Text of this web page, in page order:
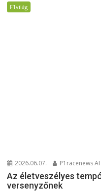
F1világ
2026.06.07. P1racenews AI
Az életveszélyes
versenyzőnek